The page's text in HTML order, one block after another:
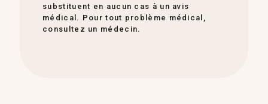
substituent en aucun cas à un avis
médical. Pour tout problème médical,
consultez un médecin.